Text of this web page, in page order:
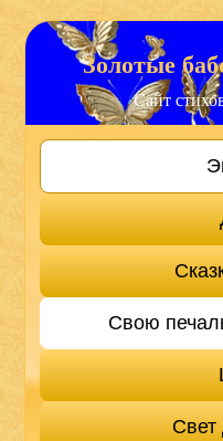
Золотые
Сайт
Свою
Свет